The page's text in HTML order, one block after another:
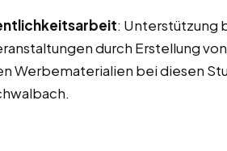
: Unterstützung
durch Erstellung
Werbematerialien bei diesen